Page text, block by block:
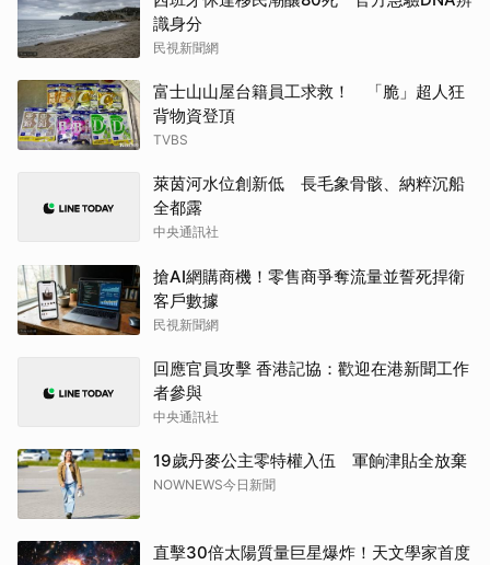
識身分
民視新聞網
富士山山屋台籍員工求救！ 「脆」超人狂
背物資登頂
TVBS
萊茵河水位創新低 長毛象骨骸、納粹沉船
全都露
中央通訊社
搶AI網購商機！零售商爭奪流量並誓死捍衛
客戶數據
民視新聞網
回應官員攻擊 香港記協：歡迎在港新聞工作
者參與
中央通訊社
19歲丹麥公主零特權入伍 軍餉津貼全放棄
NOWNEWS今日新聞
直擊30倍太陽質量巨星爆炸！天文學家首度